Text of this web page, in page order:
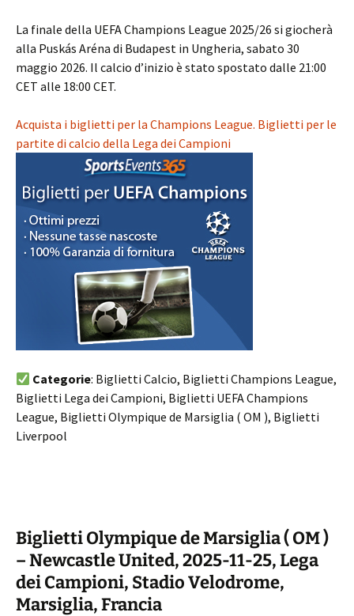
La finale della UEFA Champions League 2025/26 si giocherà
alla Puskás Aréna di Budapest in Ungheria, sabato 30
maggio 2026. Il calcio d’inizio è stato spostato dalle 21:00
CET alle 18:00 CET.
Acquista i biglietti per la Champions League. Biglietti per le
partite di calcio della Lega dei Campioni
Categorie: Biglietti Calcio, Biglietti Champions League,
Biglietti Lega dei Campioni, Biglietti UEFA Champions
League, Biglietti Olympique de Marsiglia ( OM ), Biglietti
Liverpool
Biglietti Olympique de Marsiglia ( OM )
– Newcastle United, 2025-11-25, Lega
dei Campioni, Stadio Velodrome,
Marsiglia, Francia